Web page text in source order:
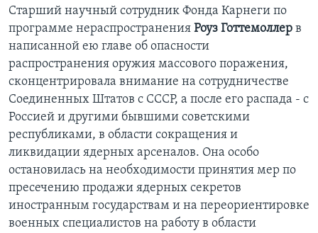
Старший научный сотрудник Фонда Карнеги по
программе нераспространения Роуз Готтемоллер в
написанной ею главе об опасности
распространения оружия массового поражения,
сконцентрировала внимание на сотрудничестве
Соединенных Штатов с СССР, а после его распада - с
Россией и другими бывшими советскими
республиками, в области сокращения и
ликвидации ядерных арсеналов. Она особо
остановилась на необходимости принятия мер по
пресечению продажи ядерных секретов
иностранным государствам и на переориентировке
военных специалистов на работу в области